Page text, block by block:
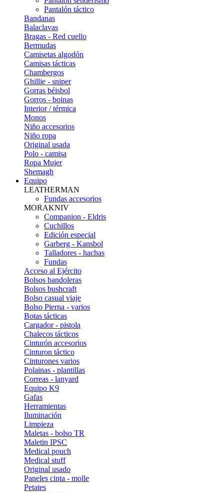
Pantalón táctico
Bandanas
Balaclavas
Bragas - Red cuello
Bermudas
Camisetas algodón
Camisas tácticas
Chambergos
Ghillie - sniper
Gorras béisbol
Gorros - boinas
Interior / térmica
Monos
Niño accesorios
Niño ropa
Original usada
Polo - camisa
Ropa Mujer
Shemagh
Equipo
LEATHERMAN
Fundas accesorios
MORAKNIV
Companion - Eldris
Cuchillos
Edición especial
Garberg - Kansbol
Talladores - hachas
Fundas
Acceso al Ejército
Bolsos bandoleras
Bolsos bushcraft
Bolso casual viaje
Bolso Pierna - varios
Botas tácticas
Cargador - pistola
Chalecos tácticos
Cinturón accesorios
Cinturon táctico
Cinturones varios
Polainas - plantillas
Correas - lanyard
Equipo K9
Gafas
Herramientas
Iluminación
Limpieza
Maletas - bolso TR
Maletin IPSC
Medical pouch
Medical stuff
Original usado
Paneles cinta - molle
Petates